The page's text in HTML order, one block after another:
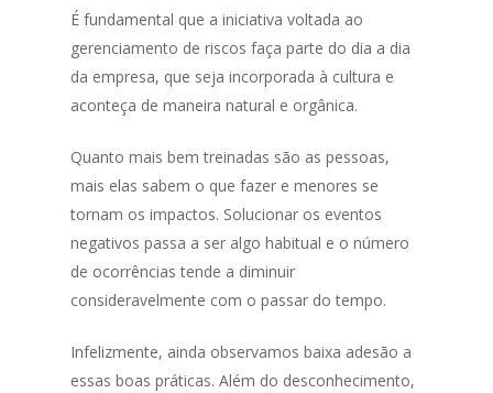
É fundamental que a iniciativa voltada ao
gerenciamento de riscos faça parte do dia a dia
da empresa, que seja incorporada à cultura e
aconteça de maneira natural e orgânica.
Quanto mais bem treinadas são as pessoas,
mais elas sabem o que fazer e menores se
tornam os impactos. Solucionar os eventos
negativos passa a ser algo habitual e o número
de ocorrências tende a diminuir
consideravelmente com o passar do tempo.
Infelizmente, ainda observamos baixa adesão a
essas boas práticas. Além do desconhecimento,